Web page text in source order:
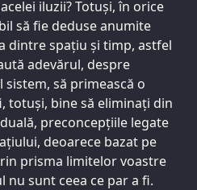
iluzii? Totuși, în orice
să fie deduse anumite
dintre spațiu și timp, astfel
adevărul, despre
să primească o
totuși, bine să eliminați din
preconcepțiile legate
deoarece bazat pe
prisma limitelor voastre
sunt ceea ce par a fi.